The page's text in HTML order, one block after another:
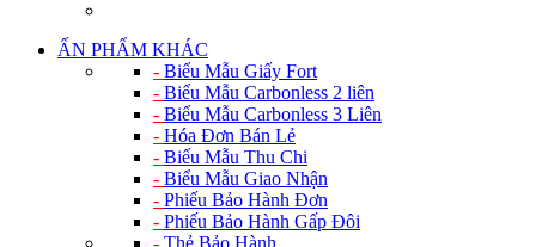
ẤN PHẨM KHÁC
- Biểu Mẫu Giấy Fort
- Biểu Mẫu Carbonless 2 liên
- Biểu Mẫu Carbonless 3 Liên
- Hóa Đơn Bán Lẻ
- Biểu Mẫu Thu Chi
- Biểu Mẫu Giao Nhận
- Phiếu Bảo Hành Đơn
- Phiếu Bảo Hành Gấp Đôi
- Thẻ Bảo Hành